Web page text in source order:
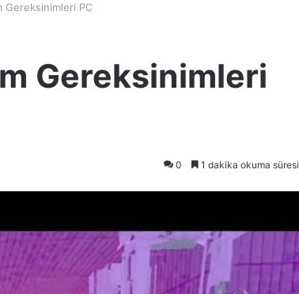
Gereksinimleri PC
Gereksinimleri
0 1 dakika okuma süresi